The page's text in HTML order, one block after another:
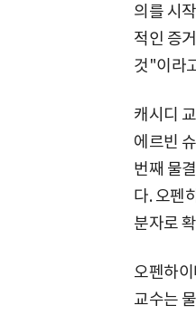
의를 시
적인 증
것"이라
캐시디
에르빈
번째 물
다. 오펜
분자로
오펜하
교수는